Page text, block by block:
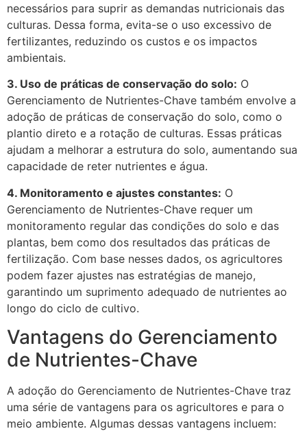
necessários para suprir as demandas nutricionais das
culturas. Dessa forma, evita-se o uso excessivo de
fertilizantes, reduzindo os custos e os impactos
ambientais.
3. Uso de práticas de conservação do solo: O
Gerenciamento de Nutrientes-Chave também envolve a
adoção de práticas de conservação do solo, como o
plantio direto e a rotação de culturas. Essas práticas
ajudam a melhorar a estrutura do solo, aumentando sua
capacidade de reter nutrientes e água.
4. Monitoramento e ajustes constantes: O
Gerenciamento de Nutrientes-Chave requer um
monitoramento regular das condições do solo e das
plantas, bem como dos resultados das práticas de
fertilização. Com base nesses dados, os agricultores
podem fazer ajustes nas estratégias de manejo,
garantindo um suprimento adequado de nutrientes ao
longo do ciclo de cultivo.
Vantagens do Gerenciamento
de Nutrientes-Chave
A adoção do Gerenciamento de Nutrientes-Chave traz
uma série de vantagens para os agricultores e para o
meio ambiente. Algumas dessas vantagens incluem: